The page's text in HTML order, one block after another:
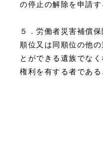
の停止の解除を申請
５．労働者災害補償
順位又は同順位の他
とができる遺族でな
権利を有する者であ